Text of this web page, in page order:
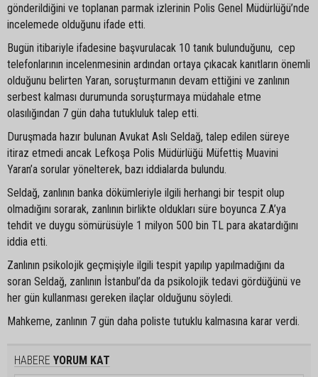
gönderildiğini ve toplanan parmak izlerinin Polis Genel Müdürlüğü’nde
incelemede olduğunu ifade etti.
Bugün itibariyle ifadesine başvurulacak 10 tanık bulunduğunu, cep
telefonlarının incelenmesinin ardından ortaya çıkacak kanıtların önemli
olduğunu belirten Yaran, soruşturmanın devam ettiğini ve zanlının
serbest kalması durumunda soruşturmaya müdahale etme
olasılığından 7 gün daha tutukluluk talep etti.
Duruşmada hazır bulunan Avukat Aslı Seldağ, talep edilen süreye
itiraz etmedi ancak Lefkoşa Polis Müdürlüğü Müfettiş Muavini
Yaran’a sorular yönelterek, bazı iddialarda bulundu.
Seldağ, zanlının banka dökümleriyle ilgili herhangi bir tespit olup
olmadığını sorarak, zanlının birlikte oldukları süre boyunca Z.A’ya
tehdit ve duygu sömürüsüyle 1 milyon 500 bin TL para akatardığını
iddia etti.
Zanlının psikolojik geçmişiyle ilgili tespit yapılıp yapılmadığını da
soran Seldağ, zanlının İstanbul’da da psikolojik tedavi gördüğünü ve
her gün kullanması gereken ilaçlar olduğunu söyledi.
Mahkeme, zanlının 7 gün daha poliste tutuklu kalmasına karar verdi.
HABERE YORUM KAT